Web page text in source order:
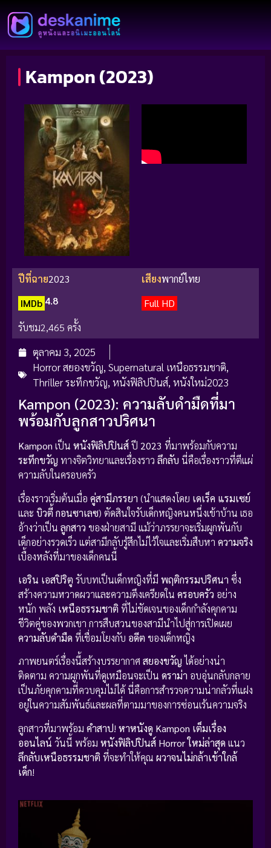
Kampon (2023)
ปีที่ฉาย2023 เสียงพากย์ไทย
IMDb 4.8
Full HD
รับชม2,465 ครั้ง
ตุลาคม 3, 2025
Horror สยองขวัญ, Supernatural เหนือธรรมชาติ,
Thriller ระทึกขวัญ, หนังฟิลิปปินส์, หนังใหม่2023
Kampon (2023): ความลับดำมืดที่มา
พร้อมกับลูกสาวปริศนา
Kampon เป็น หนังฟิลิปปินส์ปี 2023 ที่มาพร้อมกับความ
ระทึกขวัญ ทางจิตวิทยาและเรื่องราว ลึกลับ นี่คือเรื่องราวที่ตีแผ่
ความลับในครอบครัว
เรื่องราวเริ่มต้นเมื่อ คู่สามีภรรยา (นำแสดงโดย เดเร็ค แรมเซย์
และ บิวตี้ กอนซาเลซ) ตัดสินใจรับเด็กหญิงคนหนึ่งเข้าบ้าน เธอ
อ้างว่าเป็น ลูกสาว ของฝ่ายสามี แม้ว่าภรรยาจะเริ่มผูกพันกับ
เด็กอย่างรวดเร็ว แต่สามีกลับรู้สึกไม่ไว้ใจและเริ่มสืบหา ความจริง
เบื้องหลังที่มาของเด็กคนนี้
เอริน เอสปิริตู รับบทเป็นเด็กหญิงที่มี พฤติกรรมปริศนา ซึ่ง
สร้างความหวาดผวาและความตึงเครียดใน ครอบครัว อย่าง
หนัก พลัง เหนือธรรมชาติที่ไม่ชัดเจนของเด็กกำลังคุกคาม
ชีวิตคู่ของพวกเขา การสืบสวนของสามีนำไปสู่การเปิดเผย
ความลับดำมืด ที่เชื่อมโยงกับ อดีต ของเด็กหญิง
ภาพยนตร์เรื่องนี้สร้างบรรยากาศ สยองขวัญได้อย่างน่า
ติดตาม ความผูกพันที่ดูเหมือนจะเป็น ดราม่า อบอุ่นกลับกลาย
เป็นภัยคุกคามที่ควบคุมไม่ได้ นี่คือการสำรวจความน่ากลัวที่แฝง
อยู่ในความสัมพันธ์และผลที่ตามมาของการซ่อนเร้นความจริง
ลูกสาวที่มาพร้อม คำสาป! หาหนังดู Kampon เต็มเรื่อง
ออนไลน์ วันนี้ พร้อม หนังฟิลิปปินส์ Horror ใหม่ล่าสุด แนว
ลึกลับเหนือธรรมชาติที่จะทำให้คุณ ผวาจนไม่กล้าเข้าใกล้
เด็ก!